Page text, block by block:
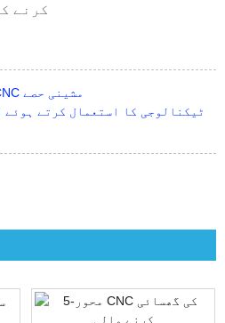
کرنے
اپنی مرضی کے مطابق CNC مشینی حصے